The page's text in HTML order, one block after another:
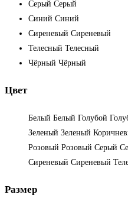
Серый Серый
Синий Синий
Сиреневый Сиреневый
Телесный Телесный
Чёрный Чёрный
Цвет
Белый Белый Голубой
Зеленый Зеленый
Розовый Розовый Серый
Сиреневый Сиреневый
Размер